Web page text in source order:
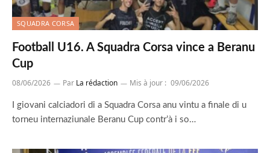
SQUADRA CORSA
Football U16. A Squadra Corsa vince a Beranu
Cup
08/06/2026 Par La rédaction Mis à jour : 09/06/2026
I giovani calciadori di a Squadra Corsa anu vintu a finale di u
torneu internaziunale Beranu Cup contr’à i so…